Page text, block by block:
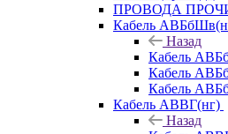
ПРОВОДА
Кабель
Назад
Кабель
Кабель
Кабель
Кабель АВВГ(нг)
Назад